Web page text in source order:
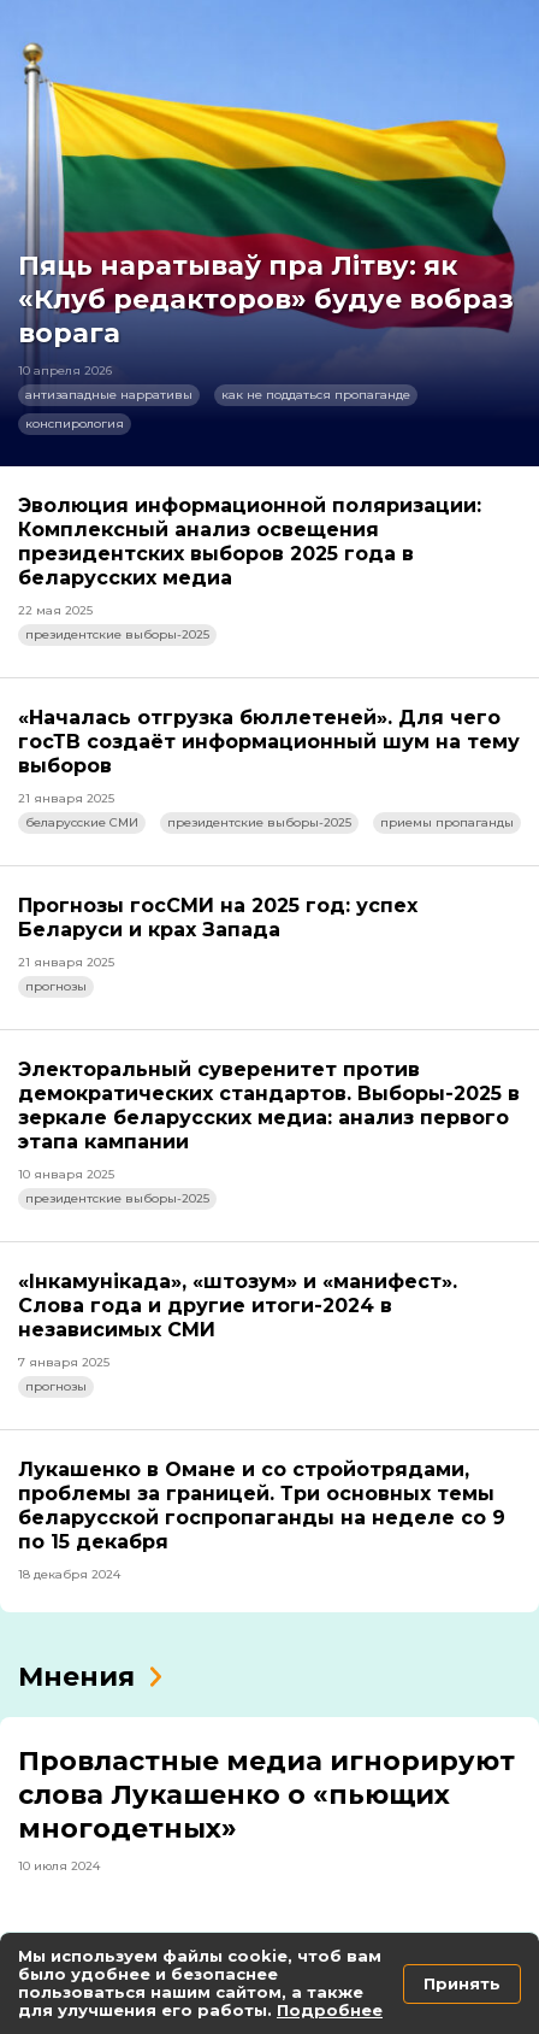
Пяць наратываў пра Літву: як
«Клуб редакторов» будуе вобраз
ворага
10 апреля 2026
антизападные нарративы
как не поддаться пропаганде
конспирология
Эволюция информационной поляризации:
Комплексный анализ освещения
президентских выборов 2025 года в
беларусских медиа
22 мая 2025
президентские выборы-2025
«Началась отгрузка бюллетеней». Для чего
госТВ создаёт информационный шум на тему
выборов
21 января 2025
беларусские СМИ
президентские выборы-2025 приемы пропаганды
Прогнозы госСМИ на 2025 год: успех
Беларуси и крах Запада
21 января 2025
прогнозы
Электоральный суверенитет против
демократических стандартов. Выборы-2025 в
зеркале беларусских медиа: анализ первого
этапа кампании
10 января 2025
президентские выборы-2025
«Інкамунікада», «штозум» и «манифест».
Слова года и другие итоги-2024 в
независимых СМИ
7 января 2025
прогнозы
Лукашенко в Омане и со стройотрядами,
проблемы за границей. Три основных темы
беларусской госпропаганды на неделе со 9
по 15 декабря
18 декабря 2024
Мнения
Провластные медиа игнорируют
слова Лукашенко о «пьющих
многодетных»
10 июля 2024
Екатерина Дейкало о взломе базы
обращений: «Важно соизмерять цель и
Мы используем файлы cookie, чтоб вам
было удобнее и безопаснее
пользоваться нашим сайтом, а также
для улучшения его работы. Подробнее
Принять